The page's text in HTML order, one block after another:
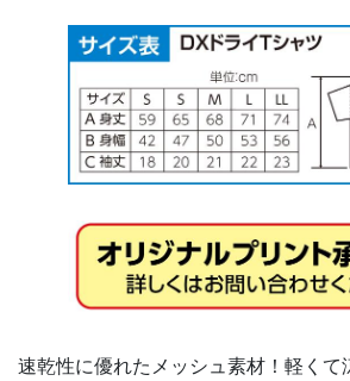
速乾性に優れたメッシュ素材！軽くて